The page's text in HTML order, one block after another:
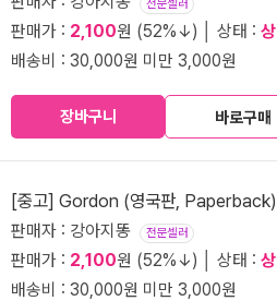
전문셀러
판매가 : 2,100원 (52%↓) │ 상태 : 상
배송비 : 30,000원 미만 3,000원
장바구니 바로구매
[중고] Gordon (영국판, Paperback)
판매자 : 강아지똥 전문셀러
판매가 : 2,100원 (52%↓) │ 상태 : 상
배송비 : 30,000원 미만 3,000원